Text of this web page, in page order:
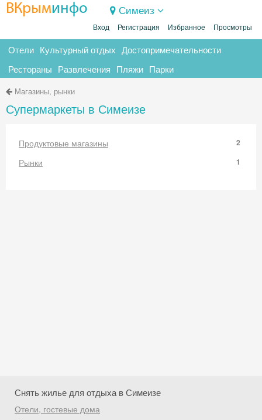
ВКрыминфо Симеиз
Вход Регистрация Избранное Просмотры
Отели Культурный отдых Достопримечательности
Рестораны Развлечения Пляжи Парки
Магазины, рынки
Супермаркеты в Симеизе
Продуктовые магазины 2
Рынки 1
Снять жилье для отдыха в Симеизе
Отели, гостевые дома